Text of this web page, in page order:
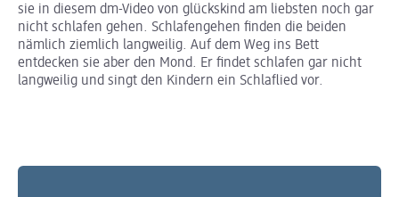
sie in diesem dm-Video von glückskind am liebsten noch gar
nicht schlafen gehen. Schlafengehen finden die beiden
nämlich ziemlich langweilig. Auf dem Weg ins Bett
entdecken sie aber den Mond. Er findet schlafen gar nicht
langweilig und singt den Kindern ein Schlaflied vor.